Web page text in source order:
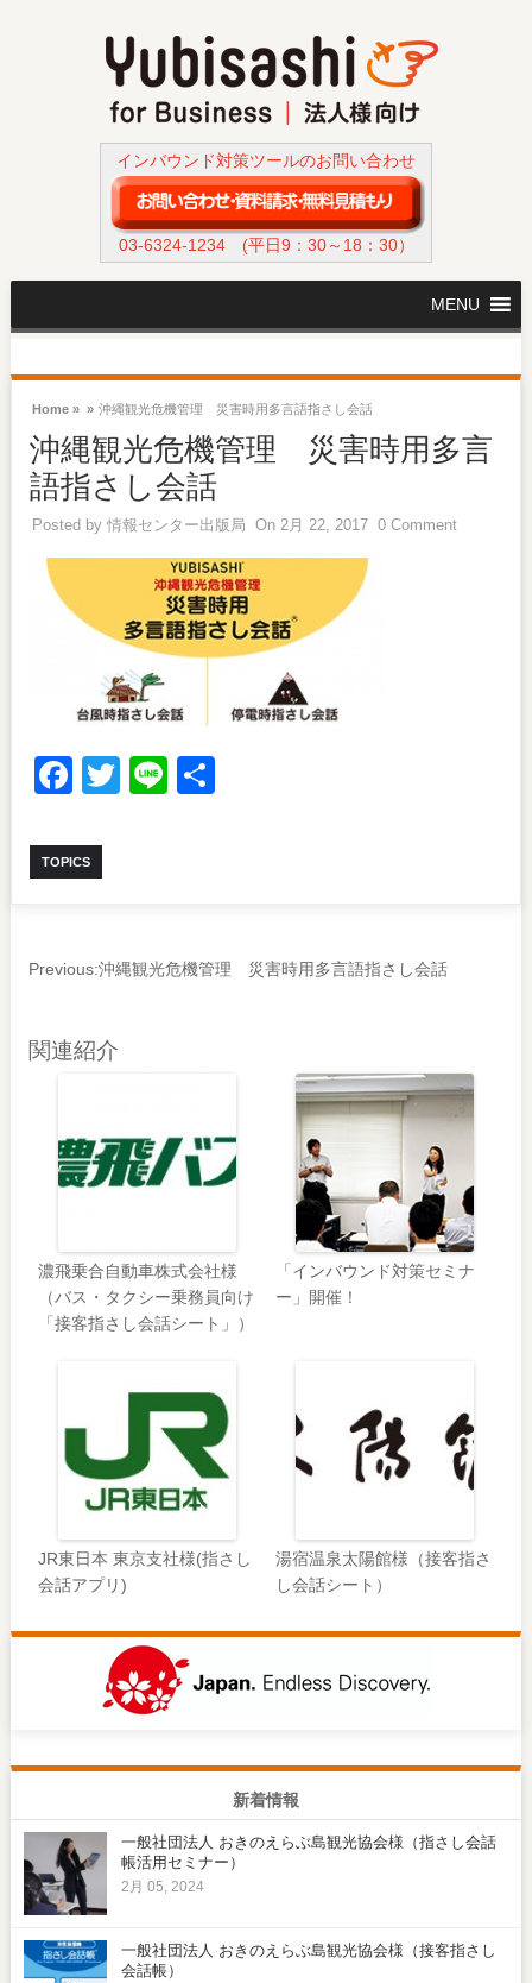
インバウンド対策ツールのお問い合わせ
03-6324-1234(平日9：30～18：30）
MENU
Home » » 沖縄観光危機管理 災害時用多言語指さし会話
沖縄観光危機管理 災害時用多言
語指さし会話
Posted by 情報センター出版局 On 2月 22, 2017 0 Comment
Facebook
Twitter
Line共
TOPICS
Previous:沖縄観光危機管理 災害時用多言語指さし会話
関連紹介
濃飛乗合自動車株式会社様
（バス・タクシー乗務員向け
「接客指さし会話シート」）
「インバウンド対策セミナ
ー」開催！
JR東日本 東京支社様(指さし
会話アプリ)
湯宿温泉太陽館様（接客指さ
し会話シート）
新着情報
一般社団法人 おきのえらぶ島観光協会様（指さし会話
帳活用セミナー）
2月 05, 2024
一般社団法人 おきのえらぶ島観光協会様（接客指さし
会話帳）